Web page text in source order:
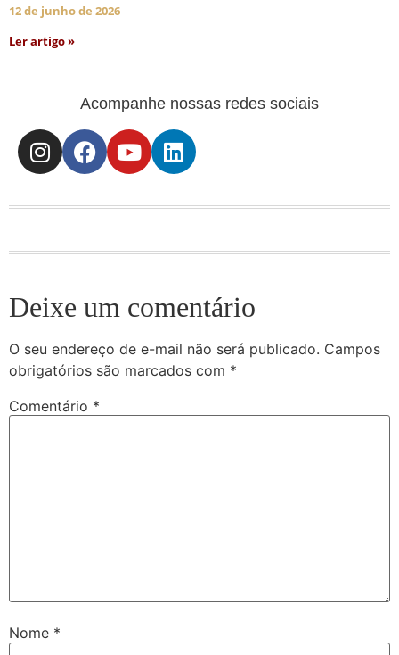
12 de junho de 2026
Ler artigo »
Acompanhe nossas redes sociais
Deixe um comentário
O seu endereço de e-mail não será publicado. Campos
obrigatórios são marcados com *
Comentário *
Nome *